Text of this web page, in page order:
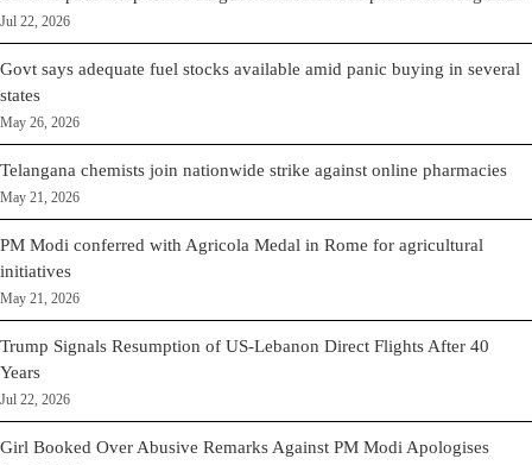
Jul 22, 2026
Govt says adequate fuel stocks available amid panic buying in several
states
May 26, 2026
Telangana chemists join nationwide strike against online pharmacies
May 21, 2026
PM Modi conferred with Agricola Medal in Rome for agricultural
initiatives
May 21, 2026
Trump Signals Resumption of US-Lebanon Direct Flights After 40
Years
Jul 22, 2026
Girl Booked Over Abusive Remarks Against PM Modi Apologises